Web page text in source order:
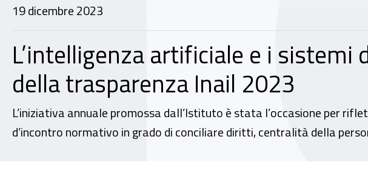
19 dicembre 2023
L’intelligenza artificiale e i
della trasparenza Inail 2023
L’iniziativa annuale promossa dall’Istituto è stata l’occasione per
d’incontro normativo in grado di conciliare diritti, centralità della